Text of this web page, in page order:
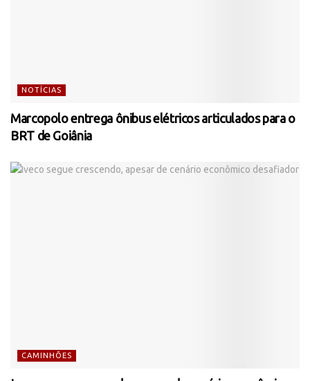
NOTÍCIAS
Marcopolo entrega ônibus elétricos articulados para o
BRT de Goiânia
CAMINHÕES